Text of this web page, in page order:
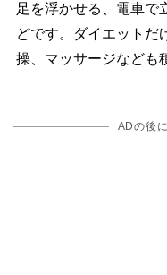
足を浮かせる、電車で
どです。ダイエットだ
操、マッサージなども
ADの後